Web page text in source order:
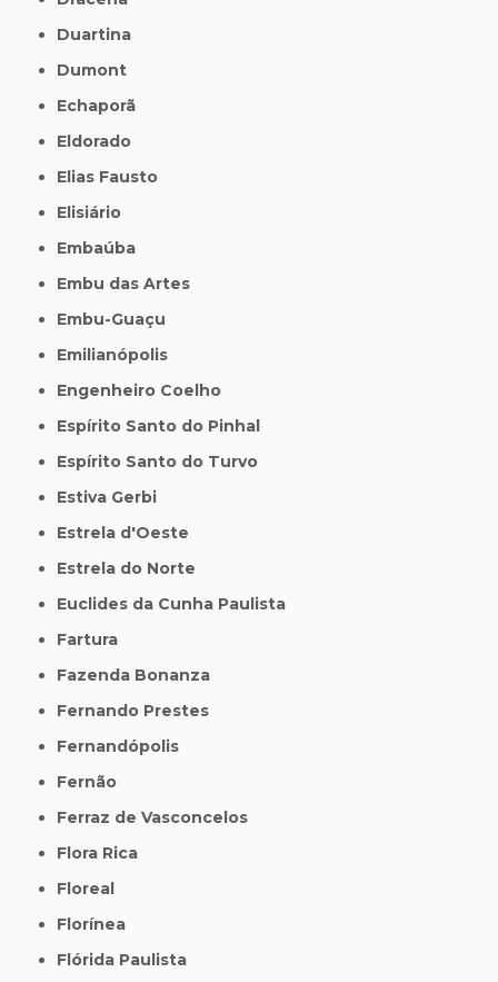
Duartina
Dumont
Echaporã
Eldorado
Elias Fausto
Elisiário
Embaúba
Embu das Artes
Embu-Guaçu
Emilianópolis
Engenheiro Coelho
Espírito Santo do Pinhal
Espírito Santo do Turvo
Estiva Gerbi
Estrela d'Oeste
Estrela do Norte
Euclides da Cunha Paulista
Fartura
Fazenda Bonanza
Fernando Prestes
Fernandópolis
Fernão
Ferraz de Vasconcelos
Flora Rica
Floreal
Florínea
Flórida Paulista